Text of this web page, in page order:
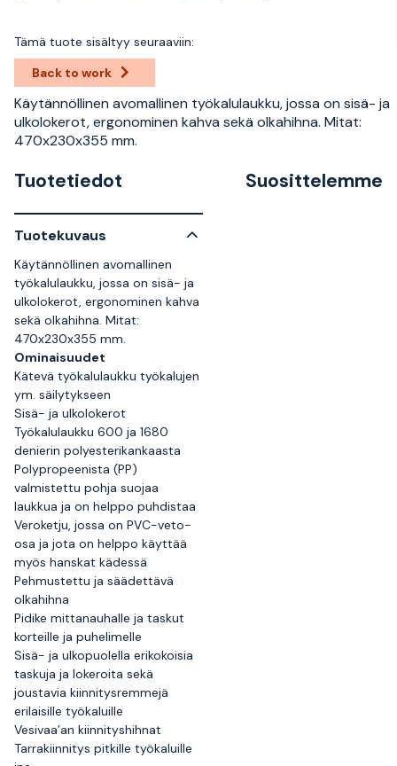
Tämä tuote sisältyy seuraaviin:
Back to work
Käytännöllinen avomallinen työkalulaukku, jossa on sisä- ja
ulkolokerot, ergonominen kahva sekä olkahihna. Mitat:
470x230x355 mm.
Tuotetiedot
Tuotekuvaus
Käytännöllinen avomallinen
työkalulaukku, jossa on sisä- ja
ulkolokerot, ergonominen kahva
sekä olkahihna. Mitat:
470x230x355 mm.
Ominaisuudet
Kätevä työkalulaukku työkalujen
ym. säilytykseen
Sisä- ja ulkolokerot
Työkalulaukku 600 ja 1680
denierin polyesterikankaasta
Polypropeenista (PP)
valmistettu pohja suojaa
laukkua ja on helppo puhdistaa
Veroketju, jossa on PVC-veto-
osa ja jota on helppo käyttää
myös hanskat kädessä
Pehmustettu ja säädettävä
olkahihna
Pidike mittanauhalle ja taskut
korteille ja puhelimelle
Sisä- ja ulkopuolella erikokoisia
taskuja ja lokeroita sekä
joustavia kiinnitysremmejä
erilaisille työkaluille
Vesivaa’an kiinnityshihnat
Tarrakiinnitys pitkille työkaluille
Suosittelemme